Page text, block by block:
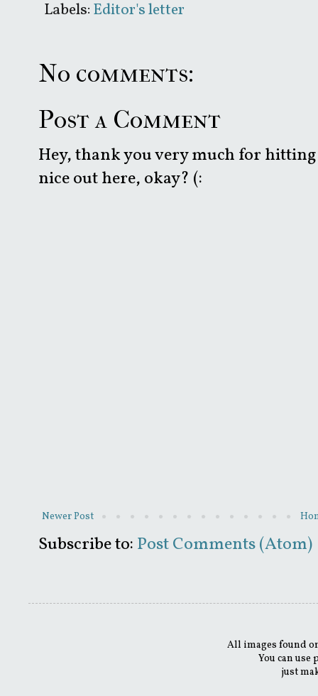
Labels:Editor's letter
No comments:
Post a Comment
Hey, thank you very much for
nice out here, okay? (:
Newer Post
Subscribe to: Post Comments (Atom)
All images found
You can
just